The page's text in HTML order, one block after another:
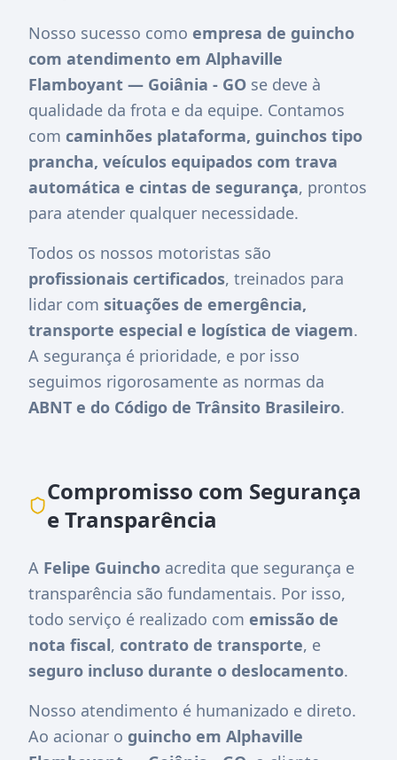
Nosso sucesso como empresa de guincho
com atendimento em Alphaville
Flamboyant — Goiânia - GO se deve à
qualidade da frota e da equipe. Contamos
com caminhões plataforma, guinchos tipo
prancha, veículos equipados com trava
automática e cintas de segurança, prontos
para atender qualquer necessidade.
Todos os nossos motoristas são
profissionais certificados, treinados para
lidar com situações de emergência,
transporte especial e logística de viagem.
A segurança é prioridade, e por isso
seguimos rigorosamente as normas da
ABNT e do Código de Trânsito Brasileiro.
Compromisso com Segurança
e Transparência
A Felipe Guincho acredita que segurança e
transparência são fundamentais. Por isso,
todo serviço é realizado com emissão de
nota fiscal, contrato de transporte, e
seguro incluso durante o deslocamento.
Nosso atendimento é humanizado e direto.
Ao acionar o guincho em Alphaville